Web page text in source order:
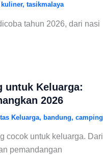
kuliner, tasikmalaya
tahun 2026, dari nasi
untuk Keluarga:
2026
Keluarga, bandung, camping
cocok untuk keluarga. Dari
pemandangan